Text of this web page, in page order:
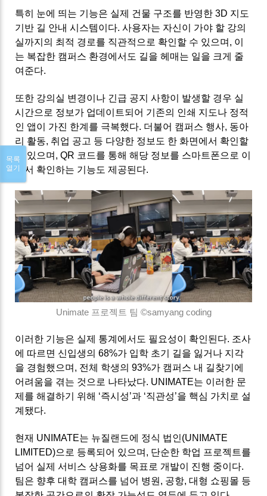
특히 눈에 띄는 기능은 실제 건물 구조를 반영한 3D 지도
기반 길 안내 시스템이다. 사용자는 자신이 가야 할 강의
실까지의 최적 경로를 직관적으로 확인할 수 있으며, 이
는 복잡한 캠퍼스 환경에서도 길을 헤매는 일을 크게 줄
여준다.
또한 강의실 변경이나 긴급 공지 사항이 발생할 경우 실
시간으로 정보가 업데이트되어 기존의 인쇄 지도나 정적
인 앱이 가진 한계를 극복했다. 더불어 캠퍼스 행사, 동아
리 활동, 취업 공고 등 다양한 정보도 한 화면에서 확인할
수 있으며, QR 코드를 통해 해당 정보를 스마트폰으로 이
어서 확인하는 기능도 제공된다.
Unimate 프로젝트 팀 ©samyang coding
이러한 기능은 실제 통계에서도 필요성이 확인된다. 조사
에 따르면 신입생의 68%가 입학 초기 길을 잃거나 지각
을 경험했으며, 전체 학생의 93%가 캠퍼스 내 길찾기에
어려움을 겪는 것으로 나타났다. UNIMATE는 이러한 문
제를 해결하기 위해 ‘즉시성’과 ‘직관성’을 핵심 가치로 설
계됐다.
현재 UNIMATE는 뉴질랜드에 정식 법인(UNIMATE
LIMITED)으로 등록되어 있으며, 단순한 학업 프로젝트를
넘어 실제 서비스 상용화를 목표로 개발이 진행 중이다.
팀은 향후 대학 캠퍼스를 넘어 병원, 공항, 대형 쇼핑몰 등
목록
열기